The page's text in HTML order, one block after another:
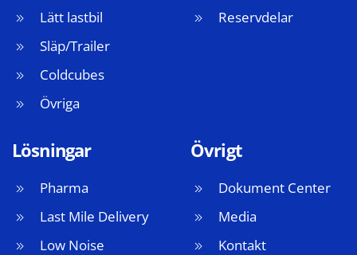
Lätt lastbil
Släp/Trailer
Coldcubes
Övriga
Reservdelar
Lösningar
Pharma
Last Mile Delivery
Low Noise
Övrigt
Dokument Center
Media
Kontakt